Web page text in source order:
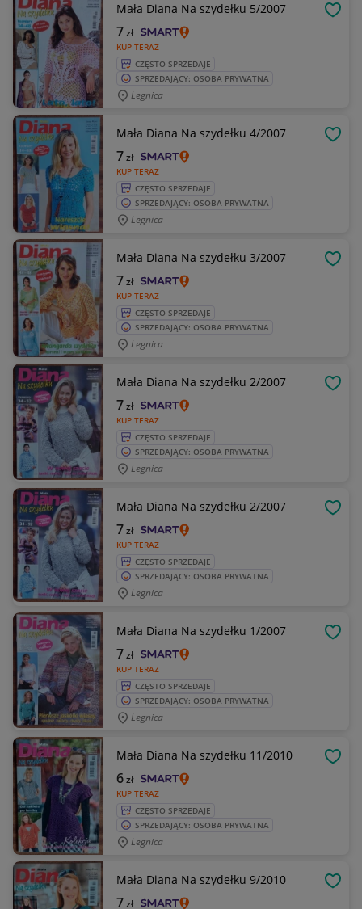
Mała Diana Na szydełku 5/2007
KUP TERAZ
7zł
CZĘSTO SPRZEDAJE
SPRZEDAJĄCY: OSOBA PRYWATNA
Legnica
Mała Diana Na szydełku 4/2007
KUP TERAZ
7zł
CZĘSTO SPRZEDAJE
SPRZEDAJĄCY: OSOBA PRYWATNA
Legnica
Mała Diana Na szydełku 3/2007
KUP TERAZ
7zł
CZĘSTO SPRZEDAJE
SPRZEDAJĄCY: OSOBA PRYWATNA
Legnica
Mała Diana Na szydełku 2/2007
KUP TERAZ
7zł
CZĘSTO SPRZEDAJE
SPRZEDAJĄCY: OSOBA PRYWATNA
Legnica
Mała Diana Na szydełku 2/2007
KUP TERAZ
7zł
CZĘSTO SPRZEDAJE
SPRZEDAJĄCY: OSOBA PRYWATNA
Legnica
Mała Diana Na szydełku 1/2007
KUP TERAZ
7zł
CZĘSTO SPRZEDAJE
SPRZEDAJĄCY: OSOBA PRYWATNA
Legnica
Mała Diana Na szydełku 11/2010
KUP TERAZ
6zł
CZĘSTO SPRZEDAJE
SPRZEDAJĄCY: OSOBA PRYWATNA
Legnica
Mała Diana Na szydełku 9/2010
7zł